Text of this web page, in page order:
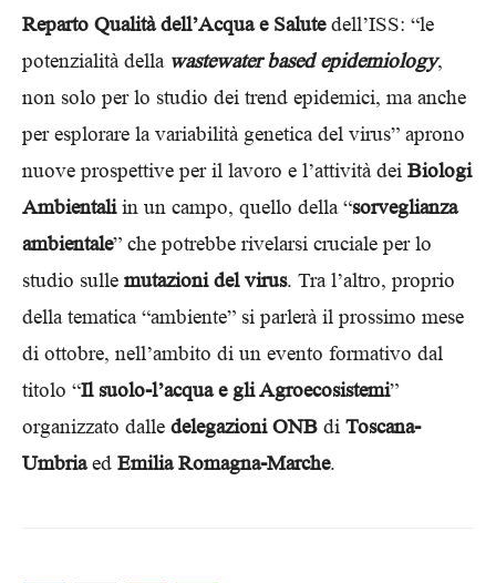
Reparto Qualità dell’Acqua e Salutedell’ISS: “le
potenzialità della wastewater based epidemiology,
non solo per lo studio dei trend epidemici, ma anche
per esplorare la variabilità genetica del virus” aprono
nuove prospettive per il lavoro e l’attività dei Biologi
Ambientaliin un campo, quello della “sorveglianza
ambientale” che potrebbe rivelarsi cruciale per lo
studio sulle mutazioni del virus. Tra l’altro, proprio
della tematica “ambiente” si parlerà il prossimo mese
di ottobre, nell’ambito di un evento formativo dal
titolo “Il suolo-l’acqua e gli Agroecosistemi”
organizzato dalle delegazioni ONB di Toscana-
Umbriaed Emilia Romagna-Marche.